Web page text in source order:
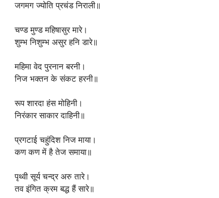
‎जगमग ज्योति प्रचंड निराली॥
‎चण्ड मुण्ड महिषासुर मारे।
‎शुम्भ निशुम्भ असुर हनि डारे॥
‎महिमा वेद पुरनान बरनी।
‎निज भक्तन के संकट हरनी॥
‎रूप शारदा हंस मोहिनी।
‎निरंकार साकार दाहिनी॥
‎प्रगटाई चहुंदिश निज माया।
‎कण कण में है तेज समाया॥
‎पृथ्वी सूर्य चन्द्र अरु तारे।
‎तव इंगित क्रम बद्ध हैं सारे॥